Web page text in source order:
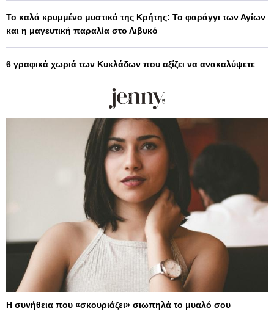
Το καλά κρυμμένο μυστικό της Κρήτης: Το φαράγγι των Αγίων
και η μαγευτική παραλία στο Λιβυκό
6 γραφικά χωριά των Κυκλάδων που αξίζει να ανακαλύψετε
Η συνήθεια που «σκουριάζει» σιωπηλά το μυαλό σου